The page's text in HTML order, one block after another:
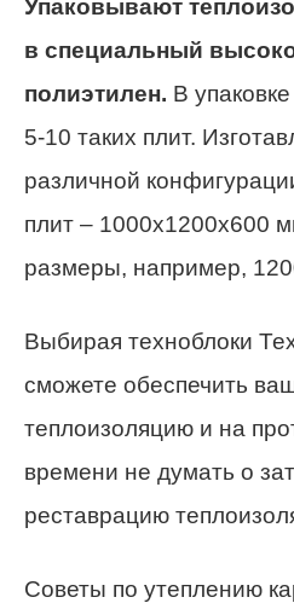
Упаковывают
в специальный
полиэтилен. В
5-10 таких плит.
различной
плит – 1000х1200х600
размеры, например,
Выбирая техноблоки
сможете обеспечить
теплоизоляцию и на
времени не думать о
реставрацию
Советы по утеплению